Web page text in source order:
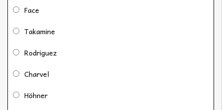
Face
Takamine
Rodriguez
Charvel
Höhner